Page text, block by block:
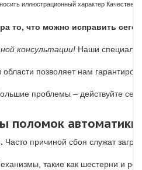
иллюстрационный характер
то, что можно исправить
консультации! Наши
области позволяет нам
проблемы – действуйте
поломок автоматики
Часто причиной сбоя служат
такие как шестерни и